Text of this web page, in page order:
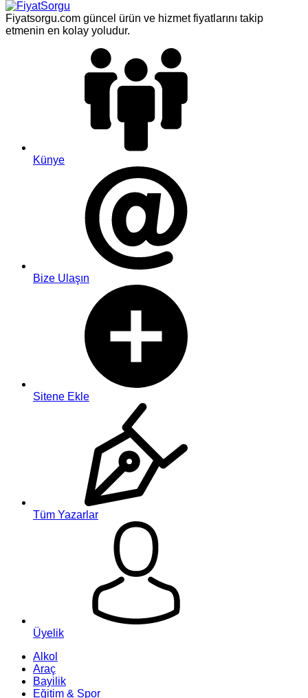
Fiyatsorgu.com güncel ürün ve hizmet fiyatlarını takip
etmenin en kolay yoludur.
Künye
Bize Ulaşın
Sitene Ekle
Tüm Yazarlar
Üyelik
Alkol
Araç
Bayilik
Eğitim & Spor